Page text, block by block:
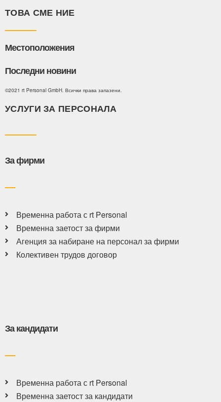
ТОВА СМЕ НИЕ
Местоположения
Последни новини
©2021 rt Personal GmbH. Всички права запазени.
УСЛУГИ ЗА ПЕРСОНАЛА
За фирми
Временна работа с rt Personal
Временна заетост за фирми
Агенция за набиране на персонал за фирми
Колективен трудов договор
За кандидати
Временна работа с rt Personal
Временна заетост за кандидати